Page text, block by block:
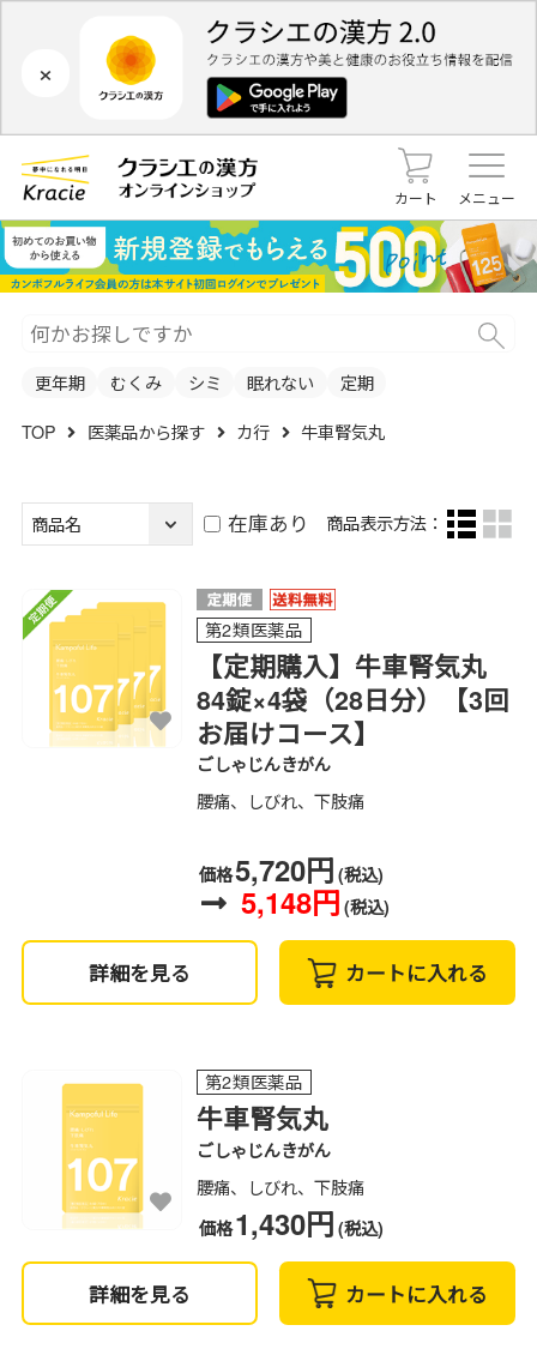
×
カート メニュー
更年期 むくみ シミ 眠れない 定期
TOP 医薬品から探す カ行 牛車腎気丸
在庫あり 商品表示方法：
第2類医薬品
【定期購入】牛車腎気丸
84錠×4袋（28日分）【3回
お届けコース】
ごしゃじんきがん
腰痛、しびれ、下肢痛
価格5,720円 (税込)
5,148円 (税込)
詳細を見る カートに入れる
第2類医薬品
牛車腎気丸
ごしゃじんきがん
腰痛、しびれ、下肢痛
価格1,430円 (税込)
詳細を見る カートに入れる